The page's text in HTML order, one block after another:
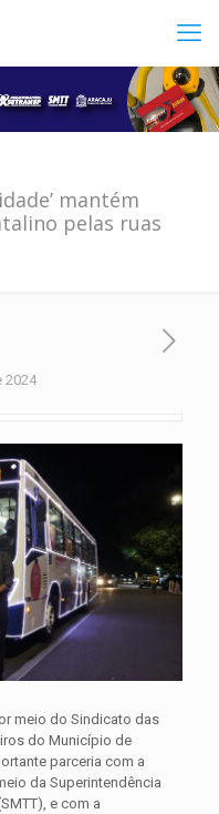
mantém
pelas ruas
2024
meio do Sindicato das
do Município de
parceria com a
da Superintendência
e com a